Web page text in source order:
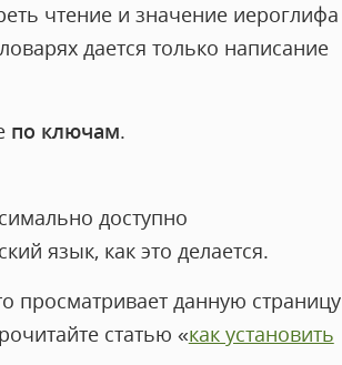
чтение и значение иероглифа
дается только написание
по ключам.
доступно
язык, как это делается.
просматривает данную страницу
статью «как установить